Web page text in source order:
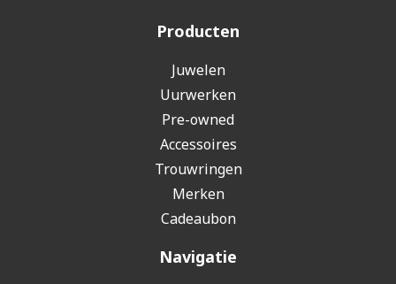
Producten
Juwelen
Uurwerken
Pre-owned
Accessoires
Trouwringen
Merken
Cadeaubon
Navigatie